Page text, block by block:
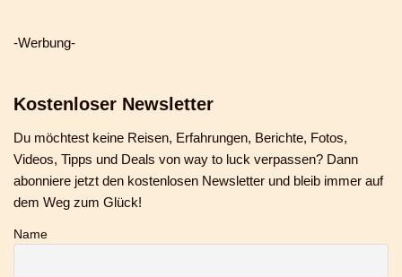
-Werbung-
Kostenloser Newsletter
Du möchtest keine Reisen, Erfahrungen, Berichte, Fotos,
Videos, Tipps und Deals von way to luck verpassen? Dann
abonniere jetzt den kostenlosen Newsletter und bleib immer auf
dem Weg zum Glück!
Name